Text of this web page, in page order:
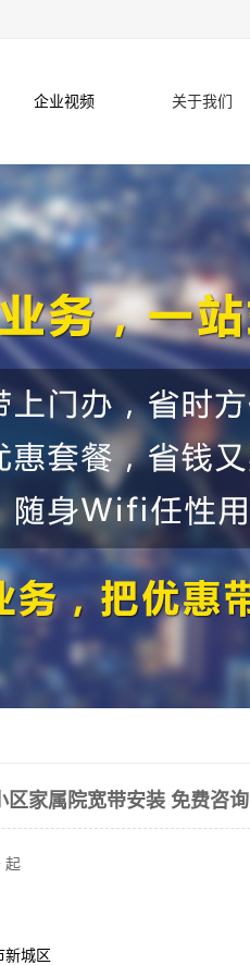
企业视频 关于我们
联系方式
区家属院宽带安装 免费咨询
起
新城区